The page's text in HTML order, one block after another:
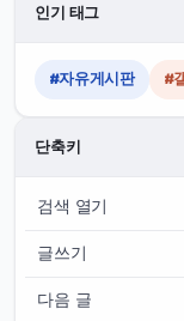
인기 태그
#자유게시판 #
단축키
검색 열기
글쓰기
다음 글